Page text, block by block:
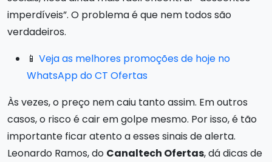
imperdíveis”. O problema é que nem todos são
verdadeiros.
📱 Veja as melhores promoções de hoje no
WhatsApp do CT Ofertas
Às vezes, o preço nem caiu tanto assim. Em outros
casos, o risco é cair em golpe mesmo. Por isso, é tão
importante ficar atento a esses sinais de alerta.
Leonardo Ramos, do Canaltech Ofertas, dá dicas de